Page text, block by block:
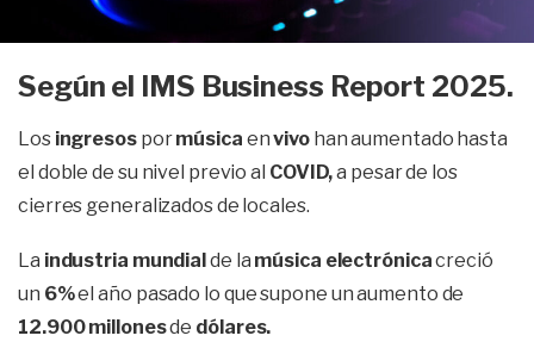
Según el IMS Business Report 2025.
Los ingresos pormúsica envivo han aumentado hasta
el doble de su nivel previo al COVID,a pesar de los
cierres generalizados de locales.
La industria mundialde la música electrónicacreció
un 6%el año pasado lo que supone un aumento de
12.900 millonesde dólares.